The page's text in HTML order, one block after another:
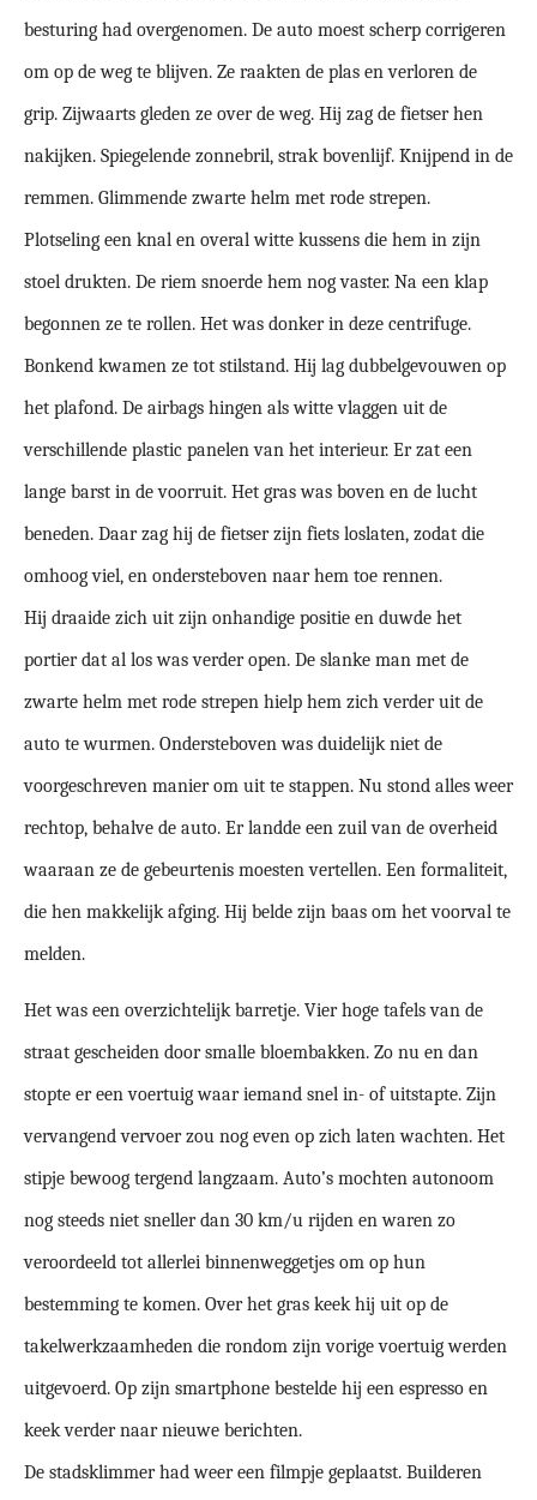
besturing had overgenomen. De auto moest scherp corrigeren
om op de weg te blijven. Ze raakten de plas en verloren de
grip. Zijwaarts gleden ze over de weg. Hij zag de fietser hen
nakijken. Spiegelende zonnebril, strak bovenlijf. Knijpend in de
remmen. Glimmende zwarte helm met rode strepen.
Plotseling een knal en overal witte kussens die hem in zijn
stoel drukten. De riem snoerde hem nog vaster. Na een klap
begonnen ze te rollen. Het was donker in deze centrifuge.
Bonkend kwamen ze tot stilstand. Hij lag dubbelgevouwen op
het plafond. De airbags hingen als witte vlaggen uit de
verschillende plastic panelen van het interieur. Er zat een
lange barst in de voorruit. Het gras was boven en de lucht
beneden. Daar zag hij de fietser zijn fiets loslaten, zodat die
omhoog viel, en ondersteboven naar hem toe rennen.
Hij draaide zich uit zijn onhandige positie en duwde het
portier dat al los was verder open. De slanke man met de
zwarte helm met rode strepen hielp hem zich verder uit de
auto te wurmen. Ondersteboven was duidelijk niet de
voorgeschreven manier om uit te stappen. Nu stond alles weer
rechtop, behalve de auto. Er landde een zuil van de overheid
waaraan ze de gebeurtenis moesten vertellen. Een formaliteit,
die hen makkelijk afging. Hij belde zijn baas om het voorval te
melden.
Het was een overzichtelijk barretje. Vier hoge tafels van de
straat gescheiden door smalle bloembakken. Zo nu en dan
stopte er een voertuig waar iemand snel in- of uitstapte. Zijn
vervangend vervoer zou nog even op zich laten wachten. Het
stipje bewoog tergend langzaam. Auto’s mochten autonoom
nog steeds niet sneller dan 30 km/u rijden en waren zo
veroordeeld tot allerlei binnenweggetjes om op hun
bestemming te komen. Over het gras keek hij uit op de
takelwerkzaamheden die rondom zijn vorige voertuig werden
uitgevoerd. Op zijn smartphone bestelde hij een espresso en
keek verder naar nieuwe berichten.
De stadsklimmer had weer een filmpje geplaatst. Builderen